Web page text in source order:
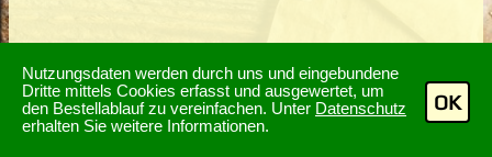
Nutzungsdaten werden durch uns und eingebundene
Dritte mittels Cookies erfasst und ausgewertet, um
den Bestellablauf zu vereinfachen. Unter Datenschutz
erhalten Sie weitere Informationen.
OK